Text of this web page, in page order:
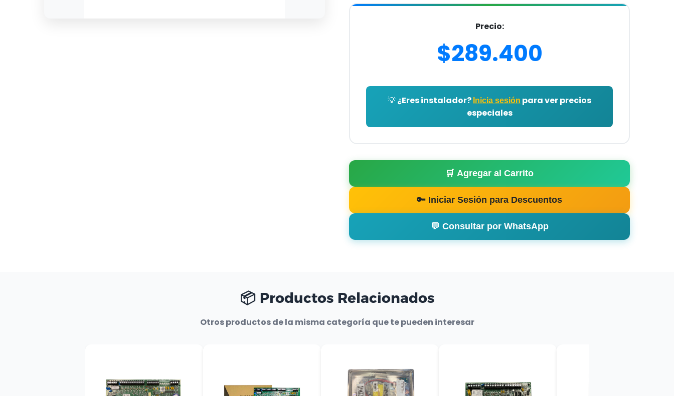
Precio:
$289.400
💡 ¿Eres instalador? Inicia sesión para ver precios
especiales
🛒 Agregar al Carrito
🔑 Iniciar Sesión para Descuentos
💬 Consultar por WhatsApp
📦 Productos Relacionados
Otros productos de la misma categoría que te pueden interesar